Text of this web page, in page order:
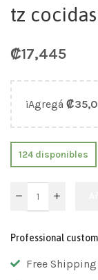
tz
₡17,445
¡Agregá ₡
124 disponibles
Professional
Free